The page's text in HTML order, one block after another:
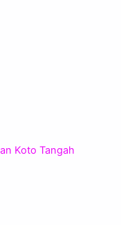
Koto Tangah